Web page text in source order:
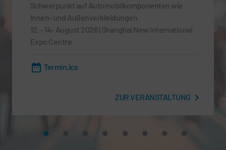
Schwerpunkt auf Automobilkomponenten wie
Innen- und Außenverkleidungen
12. - 14- August 2026 | Shanghai New International
Expo Centre
Termin.ics
ZUR VERANSTALTUNG